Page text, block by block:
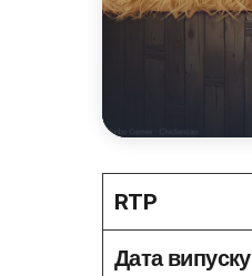
RTP
Дата випуску